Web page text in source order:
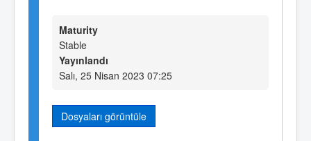
Maturity
Stable
Yayınlandı
Salı, 25 Nisan 2023 07:25
Dosyaları görüntüle